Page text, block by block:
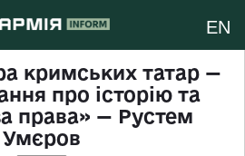
EN
кримських татар —
про історію та
права» — Рустем
Умєров